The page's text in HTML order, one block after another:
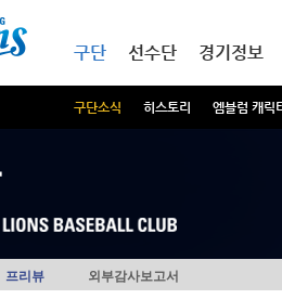
구단
구단소식 히스토리 엠블럼 캐릭
선수단 경기정보
프리뷰 외부감사보고서